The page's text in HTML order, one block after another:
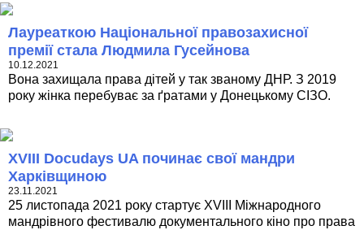
Лауреаткою Національної правозахисної
премії стала Людмила Гусейнова
10.12.2021
Вона захищала права дітей у так званому ДНР. З 2019
року жінка перебуває за ґратами у Донецькому СІЗО.
XVІIІ Docudays UA починає свої мандри
Харківщиною
23.11.2021
25 листопада 2021 року стартує XVІIІ Міжнародного
мандрівного фестивалю документального кіно про права